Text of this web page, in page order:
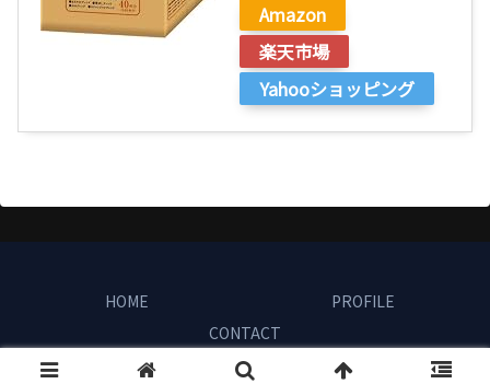
Amazon
楽天市場
Yahooショッピング
HOME
PROFILE
CONTACT
Copyright © 2023-2026 100年人生 All Rights Reserved.